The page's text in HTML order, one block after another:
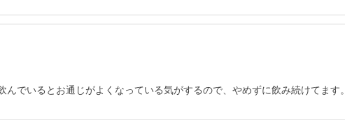
でいるとお通じがよくなっている気がするので、やめずに飲み続けてます。